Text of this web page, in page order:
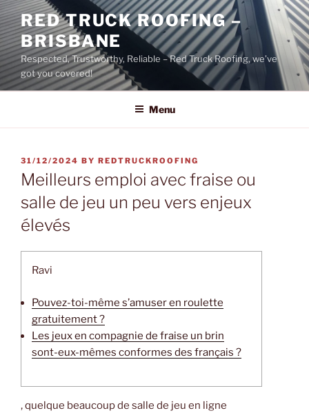
Skip
to
content
RED TRUCK ROOFING –
BRISBANE
Respected, Trustworthy, Reliable – Red Truck Roofing, we’ve
got you covered!
Menu
POSTED
ON
31/12/2024 BY REDTRUCKROOFING
Meilleurs emploi avec fraise ou
salle de jeu un peu vers enjeux
élevés
Ravi
Pouvez-toi-même s’amuser en roulette
gratuitement ?
Les jeux en compagnie de fraise un brin
sont-eux-mêmes conformes des français ?
, quelque beaucoup de salle de jeu en ligne